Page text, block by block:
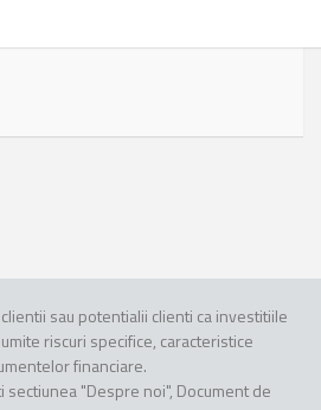
clientii sau potentialii clienti ca investitiile
riscuri specifice, caracteristice
financiare.
sectiunea "Despre noi", Document de